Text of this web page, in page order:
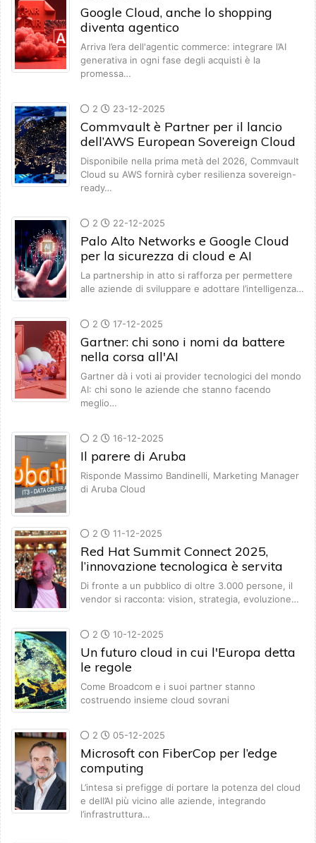
Google Cloud, anche lo shopping
diventa agentico
Arriva l’era dell'agentic commerce: integrare l’AI
generativa in ogni fase degli acquisti è la
promessa…
2 23-12-2025
Commvault è Partner per il lancio
dell’AWS European Sovereign Cloud
Disponibile nella prima metà del 2026, Commvault
Cloud su AWS fornirà cyber resilienza sovereign-
ready…
2 22-12-2025
Palo Alto Networks e Google Cloud
per la sicurezza di cloud e AI
La partnership in atto si rafforza per permettere
alle aziende di sviluppare e adottare l’intelligenza…
2 17-12-2025
Gartner: chi sono i nomi da battere
nella corsa all'AI
Gartner dà i voti ai provider tecnologici del mondo
AI: chi sono le aziende che stanno facendo
meglio…
2 16-12-2025
Il parere di Aruba
Risponde Massimo Bandinelli, Marketing Manager
di Aruba Cloud
2 11-12-2025
Red Hat Summit Connect 2025,
l’innovazione tecnologica è servita
Di fronte a un pubblico di oltre 3.000 persone, il
vendor si racconta: vision, strategia, evoluzione…
2 10-12-2025
Un futuro cloud in cui l'Europa detta
le regole
Come Broadcom e i suoi partner stanno
costruendo insieme cloud sovrani
2 05-12-2025
Microsoft con FiberCop per l’edge
computing
L’intesa si prefigge di portare la potenza del cloud
e dell’AI più vicino alle aziende, integrando
l’infrastruttura…